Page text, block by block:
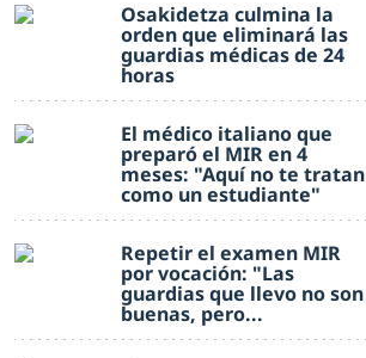
Osakidetza culmina la
orden que eliminará las
guardias médicas de 24
horas
El médico italiano que
preparó el MIR en 4
meses: "Aquí no te tratan
como un estudiante"
Repetir el examen MIR
por vocación: "Las
guardias que llevo no son
buenas, pero...